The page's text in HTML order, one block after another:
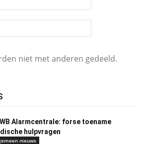
niet met anderen gedeeld.
Alarmcentrale: forse toename
hulpvragen
nieuws